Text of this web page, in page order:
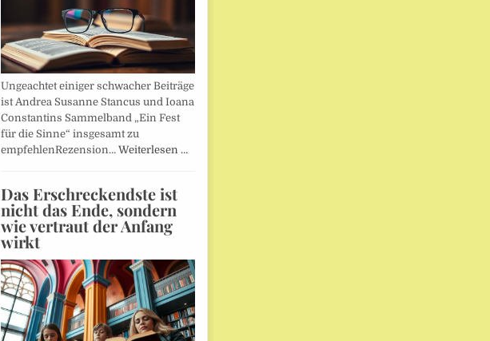
Ungeachtet einiger schwacher Beiträge
ist Andrea Susanne Stancus und Ioana
Constantins Sammelband „Ein Fest
für die Sinne“ insgesamt zu
empfehlenRezension… Weiterlesen …
Das Erschreckendste ist
nicht das Ende, sondern
wie vertraut der Anfang
wirkt